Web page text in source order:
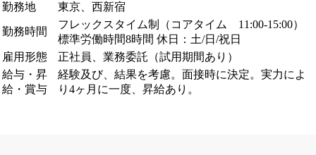
勤務地
東京、西新宿
勤務時間
フレックスタイム制（コアタイム 11:00-15:00）
標準労働時間8時間 休日：土/日/祝日
雇用形態
正社員、業務委託（試用期間あり）
給与・昇
給・賞与
経験及び、結果を考慮。面接時に決定。実力によ
り4ヶ月に一度、昇給あり。